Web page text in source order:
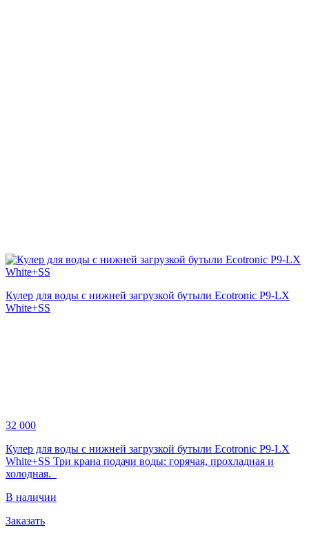
Кулер для воды с нижней загрузкой бутыли Ecotronic P9-LX
White+SS
32 000
Кулер для воды с нижней загрузкой бутыли Ecotronic P9-LX
White+SS Три крана подачи воды: горячая, прохладная и
холодная.
В наличии
Заказать